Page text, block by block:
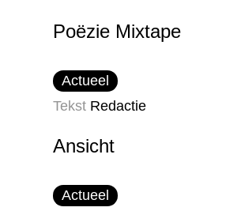
Poëzie Mixtape
Actueel
Tekst Redactie
Ansicht
Actueel